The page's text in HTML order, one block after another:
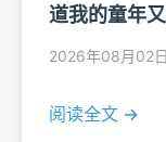
道我的童年
2026年08月02日
阅读全文 →